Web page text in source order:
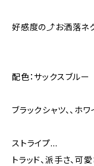
好感度の⤴︎お洒落ネク
配色：サックスブルー
ブラックシャツ、、ホ
ストライプ…
トラッド、派手さ、可